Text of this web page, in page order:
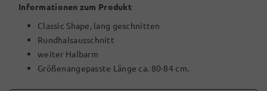
Informationen zum Produkt
Classic Shape, lang geschnitten
Rundhalsausschnitt
weiter Halbarm
Größenangepasste Länge ca. 80-84 cm.